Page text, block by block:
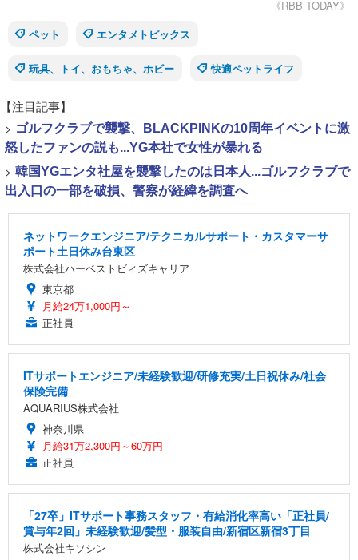
《RBB TODAY》
ペット
エンタメトピックス
玩具、トイ、おもちゃ、ホビー 快適ペットライフ
【注目記事】
> ゴルフクラブで襲撃、BLACKPINKの10周年イベントに激
怒したファンの説も...YG本社で女性が暴れる
> 韓国YGエンタ社屋を襲撃したのは日本人...ゴルフクラブで
出入口の一部を破損、警察が経緯を調査へ
ネットワークエンジニア/テクニカルサポート・カスタマーサ
ポート土日休み台東区
株式会社ハーベストビィズキャリア
東京都
月給24万1,000円～
正社員
ITサポートエンジニア/未経験歓迎/研修充実/土日祝休み/社会
保険完備
AQUARIUS株式会社
神奈川県
月給31万2,300円～60万円
正社員
「27卒」ITサポート事務スタッフ・有給消化率高い「正社員/
賞与年2回」未経験歓迎/髪型・服装自由/新宿区新宿3丁目
株式会社キソシン